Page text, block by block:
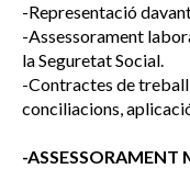
-Representació
-Assessorament
la Seguretat Social.
-Contractes de
conciliacions,
-ASSESSORAMENT